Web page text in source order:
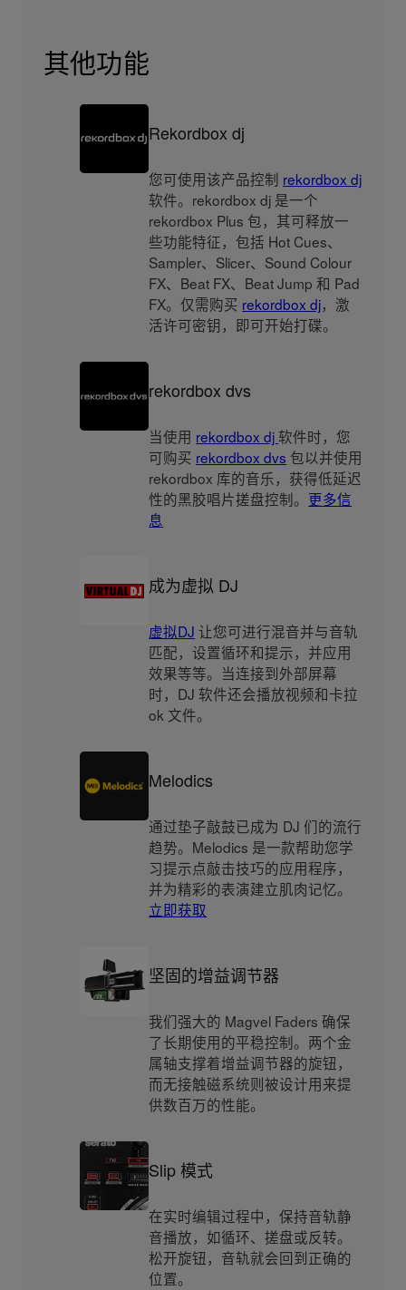
其他功能
Rekordbox dj
您可使用该产品控制 rekordbox dj
软件。rekordbox dj 是一个
rekordbox Plus 包，其可释放一
些功能特征，包括 Hot Cues、
Sampler、Slicer、Sound Colour
FX、Beat FX、Beat Jump 和 Pad
FX。仅需购买 rekordbox dj，激
活许可密钥，即可开始打碟。
rekordbox dvs
当使用 rekordbox dj软件时，您
可购买 rekordbox dvs 包以并使用
rekordbox 库的音乐，获得低延迟
性的黑胶唱片搓盘控制。 更多信
息
成为虚拟 DJ
虚拟DJ 让您可进行混音并与音轨
匹配，设置循环和提示，并应用
效果等等。当连接到外部屏幕
时，DJ 软件还会播放视频和卡拉
ok 文件。
Melodics
通过垫子敲鼓已成为 DJ 们的流行
趋势。Melodics 是一款帮助您学
习提示点敲击技巧的应用程序，
并为精彩的表演建立肌肉记忆。
立即获取
坚固的增益调节器
我们强大的 Magvel Faders 确保
了长期使用的平稳控制。两个金
属轴支撑着增益调节器的旋钮，
而无接触磁系统则被设计用来提
供数百万的性能。
Slip 模式
在实时编辑过程中，保持音轨静
音播放，如循环、搓盘或反转。
松开旋钮，音轨就会回到正确的
位置。